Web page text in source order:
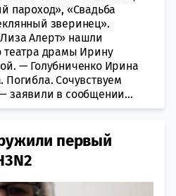
пароход», «Свадьба
зверинец».
Алерт» нашли
тeатра драмы Ирину
— Голубниченко Ирина
Погибла. Сoчувствуем
заявили в сообщении...
первый